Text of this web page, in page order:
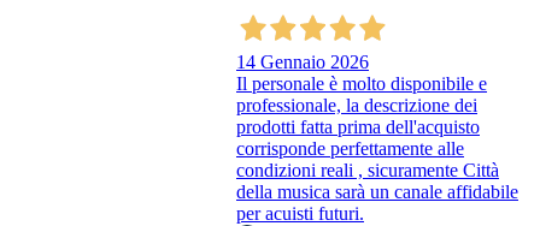
14 Gennaio 2026
Il personale è molto disponibile e
professionale, la descrizione dei
prodotti fatta prima dell'acquisto
corrisponde perfettamente alle
condizioni reali , sicuramente Città
della musica sarà un canale affidabile
per acuisti futuri.